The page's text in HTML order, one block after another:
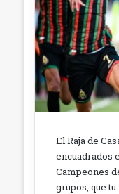
El Raja de
encuadrados
Campeones
grupos, que tu